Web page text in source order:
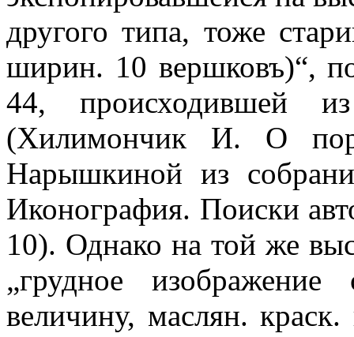
другого типа, тоже
ширин. 10 вершковъ)“,
44, происходившей
(Хилимончик И. О
Нарышкиной из
Иконография. Поиски
10). Однако на той же
„грудное
величину, маслян.